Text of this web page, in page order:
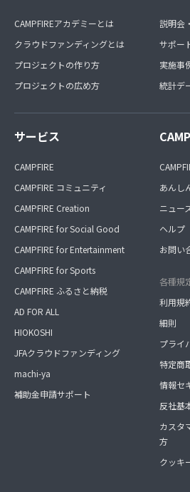
CAMPFIREアカデミーとは
クラウドファンディングとは
プロジェクトの作り方
プロジェクトの広め方
説明会
サポー
実施事
統計デ
サービス
CAMPFIRE
CAMPFIRE コミュニティ
CAMPFIRE Creation
CAMPFIRE for Social Good
CAMPFIRE for Entertainment
CAMPFIRE for Sports
CAMPFIRE ふるさと納税
AD FOR ALL
HIOKOSHI
JFAクラウドファンディング
machi-ya
補助金申請サポート
あんし
ニュー
ヘルプ
お問い
各種規
利用規
細則
プライ
特定商
情報セ
反社基
カスタ
方
クッキ